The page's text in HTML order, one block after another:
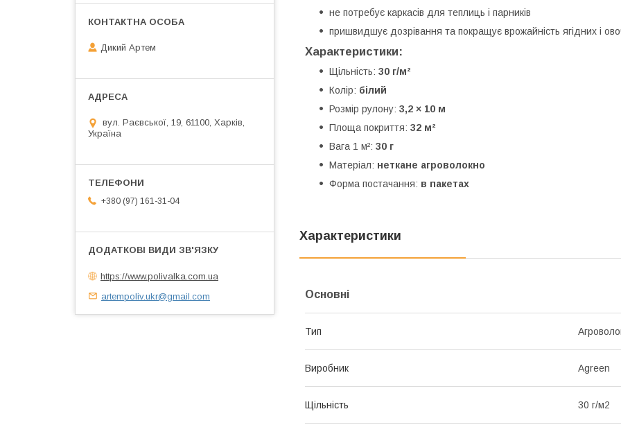
не потребує каркасів для теплиць і парників
пришвидшує дозрівання та покращує врожайність ягідних і
Характеристики:
Щільність: 30 г/м²
Колір: білий
Розмір рулону: 3,2 × 10 м
Площа покриття: 32 м²
Вага 1 м²: 30 г
Матеріал: неткане агроволокно
Форма постачання: в пакетах
Характеристики
Основні
Тип
Виробник Agreen
Щільність 30 г/м2
Дикий Артем
вул. Раєвської, 19, 61100, Харків,
Україна
+380 (97) 161-31-04
https://www.polivalka.com.ua
artempoliv.ukr@gmail.com